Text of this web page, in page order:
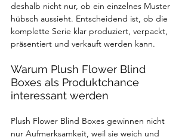
deshalb nicht nur, ob ein einzelnes Muster
hübsch aussieht. Entscheidend ist, ob die
komplette Serie klar produziert, verpackt,
präsentiert und verkauft werden kann.
Warum Plush Flower Blind
Boxes als Produktchance
interessant werden
Plush Flower Blind Boxes gewinnen nicht
nur Aufmerksamkeit, weil sie weich und